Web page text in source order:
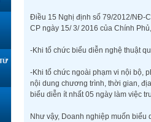
Điều 15 Nghị định số 79/2012/NĐ-
CP ngày 15/ 3/ 2016 của Chính
-Khi tổ chức biểu diễn nghệ thuật
-Khi tổ chức ngoài phạm vi nội bộ,
nội dung chương trình, thời gian,
biểu diễn ít nhất 05 ngày làm việc
Như vậy, Doanh nghiệp muốn